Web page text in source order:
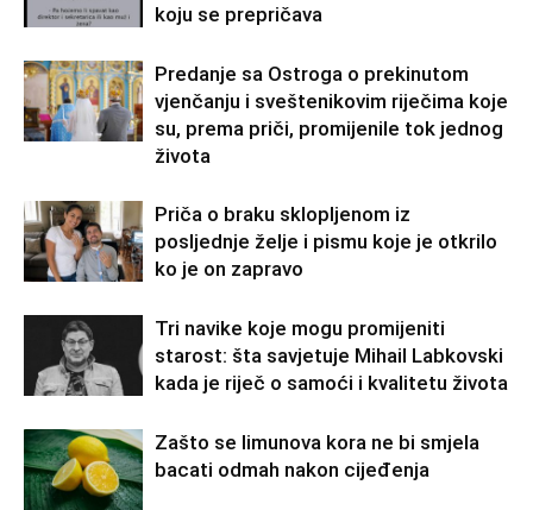
koju se prepričava
Predanje sa Ostroga o prekinutom
vjenčanju i sveštenikovim riječima koje
su, prema priči, promijenile tok jednog
života
Priča o braku sklopljenom iz
posljednje želje i pismu koje je otkrilo
ko je on zapravo
Tri navike koje mogu promijeniti
starost: šta savjetuje Mihail Labkovski
kada je riječ o samoći i kvalitetu života
Zašto se limunova kora ne bi smjela
bacati odmah nakon cijeđenja